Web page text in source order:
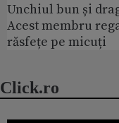
Unchiul bun și
Acest membru
răsfețe pe micuți
Click.ro